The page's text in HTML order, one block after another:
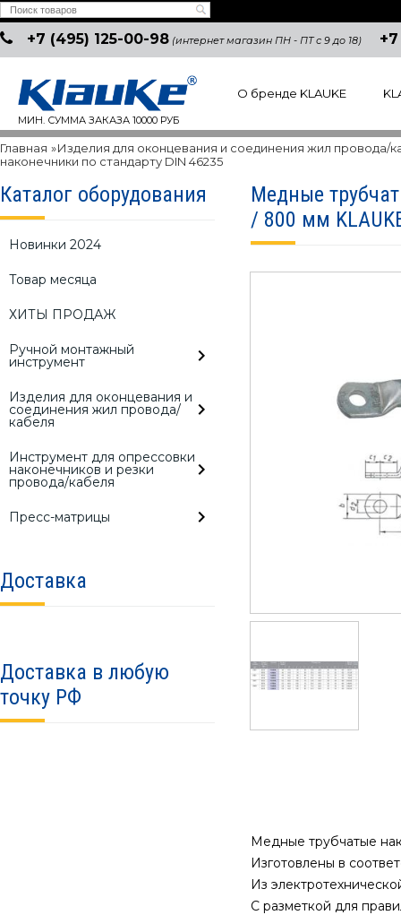
+7 (495) 125-00-98 (интернет магазин ПН - ПТ с 9 до 18)
МИН. СУММА ЗАКАЗА 10000 РУБ
О бренде KLAUKE
Каталог оборудования
Новинки 2024
Товар месяца
ХИТЫ ПРОДАЖ
Ручной монтажный
инструмент
Изделия для оконцевания и
соединения жил провода/
кабеля
Инструмент для опрессовки
наконечников и резки
провода/кабеля
Пресс-матрицы
Доставка
Доставка в любую
точку РФ
Главная »Изделия для оконцевания и соединения жил провода/
наконечники по стандарту DIN 46235
Медные
/ 800 мм
Медные трубчатые
Изготовлены в
Из
С разметкой для